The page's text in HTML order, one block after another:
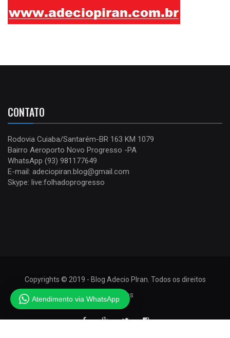
CONTATO
Rodovia Cuiaba/Santarém-BR 163 KM 1079
Bairro Aeroporto Novo Progresso -PA
WhatsApp (93) 981177649
E-mail: adeciopiran.blog@gmail.com
Skype: live:folhadoprogresso
Copyrights © 2019 - Blog Adecio PIran. Todos os direitos
reservados
Atendimento via WhatsApp